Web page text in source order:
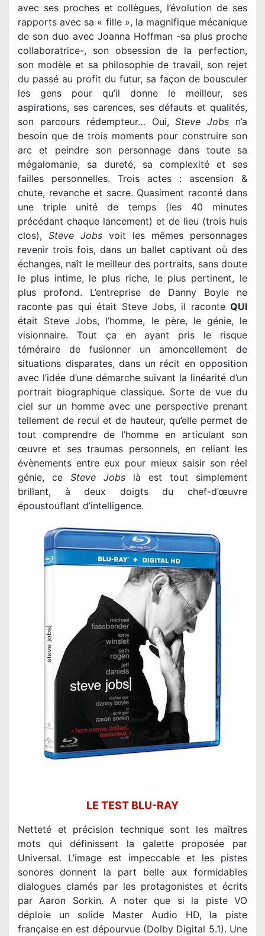
avec ses proches et collègues, l’évolution de ses
rapports avec sa « fille », la magnifique mécanique
de son duo avec Joanna Hoffman -sa plus proche
collaboratrice-, son obsession de la perfection,
son modèle et sa philosophie de travail, son rejet
du passé au profit du futur, sa façon de bousculer
les gens pour qu’il donne le meilleur, ses
aspirations, ses carences, ses défauts et qualités,
son parcours rédempteur… Oui,Steve Jobs n’a
besoin que de trois moments pour construire son
arc et peindre son personnage dans toute sa
mégalomanie, sa dureté, sa complexité et ses
failles personnelles. Trois actes : ascension &
chute, revanche et sacre. Quasiment raconté dans
une triple unité de temps (les 40 minutes
précédant chaque lancement) et de lieu (trois huis
clos), Steve Jobs voit les mêmes personnages
revenir trois fois, dans un ballet captivant où des
échanges, naît le meilleur des portraits, sans doute
le plus intime, le plus riche, le plus pertinent, le
plus profond. L’entreprise de Danny Boyle ne
raconte pas qui était Steve Jobs, il raconte QUI
était Steve Jobs, l’homme, le père, le génie, le
visionnaire. Tout ça en ayant pris le risque
téméraire de fusionner un amoncellement de
situations disparates, dans un récit en opposition
avec l’idée d’une démarche suivant la linéarité d’un
portrait biographique classique. Sorte de vue du
ciel sur un homme avec une perspective prenant
tellement de recul et de hauteur, qu’elle permet de
tout comprendre de l’homme en articulant son
œuvre et ses traumas personnels, en reliant les
évènements entre eux pour mieux saisir son réel
génie, ce Steve Jobs là est tout simplement
brillant, à deux doigts du chef-d’œuvre
époustouflant d’intelligence.
LE TEST BLU-RAY
Netteté et précision technique sont les maîtres
mots qui définissent la galette proposée par
Universal. L’image est impeccable et les pistes
sonores donnent la part belle aux formidables
dialogues clamés par les protagonistes et écrits
par Aaron Sorkin. A noter que si la piste VO
déploie un solide Master Audio HD, la piste
française en est dépourvue (Dolby Digital 5.1). Une